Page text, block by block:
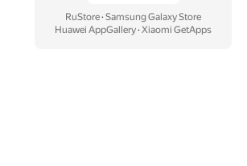
RuStore· Samsung Galaxy Store
Huawei AppGallery· Xiaomi GetApps